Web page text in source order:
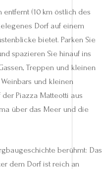
(10 km östlich des
Dorf auf einem
bietet. Parken Sie
spazieren Sie hinauf ins
Treppen und kleinen
und kleinen
Piazza Matteotti aus
über das Meer und die
berühmt: Das
dem Dorf ist reich an